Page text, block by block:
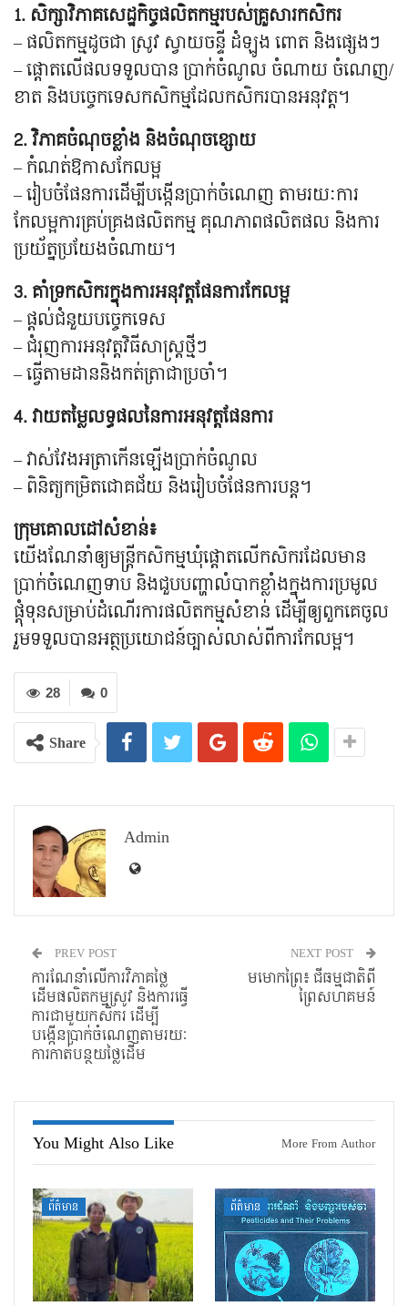
1. សិក្សាវិភាគសេដ្ឋកិច្ចផលិតកម្មរបស់គ្រួសារកសិករ
– ផលិតកម្មដូចជា ស្រូវ ស្វាយចន្ទី ដំឡូង ពោត និងផ្សេងៗ
– ផ្តោតលើផលទទួលបាន ប្រាក់ចំណូល ចំណាយ ចំណេញ/
ខាត និងបច្ចេកទេសកសិកម្មដែលកសិករបានអនុវត្ត។
2. វិភាគចំណុចខ្លាំង និងចំណុចខ្សោយ
– កំណត់ឱកាសកែលម្អ
– រៀបចំផែនការដើម្បីបង្កើនប្រាក់ចំណេញ តាមរយៈការ
កែលម្អការគ្រប់គ្រងផលិតកម្ម គុណភាពផលិតផល និងការ
ប្រយ័ត្នប្រយែងចំណាយ។
3. គាំទ្រកសិករក្នុងការអនុវត្តផែនការកែលម្អ
– ផ្តល់ជំនួយបច្ចេកទេស
– ជំរុញការអនុវត្តវិធីសាស្រ្តថ្មីៗ
– ធ្វើតាមដាននិងកត់ត្រាជាប្រចាំ។
4. វាយតម្លៃលទ្ធផលនៃការអនុវត្តផែនការ
– វាស់វែងអត្រាកើនឡើងប្រាក់ចំណូល
– ពិនិត្យកម្រិតជោគជ័យ និងរៀបចំផែនការបន្ត។
ក្រុមគោលដៅសំខាន់៖
យើងណែនាំឲ្យមន្រ្តីកសិកម្មឃុំផ្តោតលើកសិករដែលមាន
ប្រាក់ចំណេញទាប និងជួបបញ្ហាលំបាកខ្លាំងក្នុងការប្រមូល
ផ្តុំទុនសម្រាប់ដំណើរការផលិតកម្មសំខាន់ ដើម្បីឲ្យពួកគេចូល
រួមទទួលបានអត្ថប្រយោជន៍ច្បាស់លាស់ពីការកែលម្អ។
0
28
Share
Admin
PREV POST
ការណែនាំលើការវិភាគថ្លៃ
ដើមផលិតកម្មស្រូវ និងការធ្វើ
ការជាមួយកសិករ ដើម្បី
បង្កើនប្រាក់ចំណេញតាមរយៈ
ការកាត់បន្ថយថ្លៃដើម
NEXT POST
មមោកព្រៃ៖ ជីធម្មជាតិពី
ព្រៃសហគមន៍
You Might Also Like More From Author
ព័ត៌មាន ព័ត៌មាន